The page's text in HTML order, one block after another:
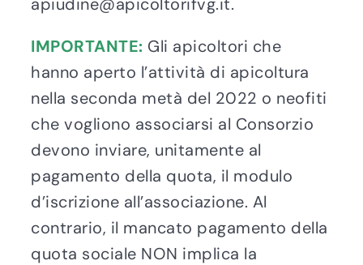
IMPORTANTE: Gli apicoltori che
hanno aperto l’attività di apicoltura
nella seconda metà del 2022 o neofiti
che vogliono associarsi al Consorzio
devono inviare, unitamente al
pagamento della quota, il modulo
d’iscrizione all’associazione. Al
contrario, il mancato pagamento della
quota sociale NON implica la